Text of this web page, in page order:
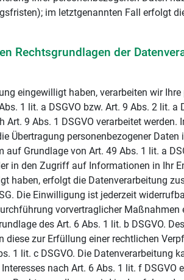
im letztgenannten Fall erfolgt
Rechtsgrundlagen der
eingewilligt haben, verarbeiten wir Ihre
1 lit. a DSGVO bzw. Art. 9 Abs. 2 lit. a
Art. 9 Abs. 1 DSGVO verarbeitet werden.
Übertragung personenbezogener
Grundlage von Art. 49 Abs. 1 lit. a
in den Zugriff auf Informationen in Ihr
haben, erfolgt die Datenverarbeitung
Die Einwilligung ist jederzeit
vorvertraglicher Maßnahmen
des Art. 6 Abs. 1 lit. b DSGVO.
diese zur Erfüllung einer rechtlichen
1 lit. c DSGVO. Die Datenverarbeitung
nach Art. 6 Abs. 1 lit. f DSGVO